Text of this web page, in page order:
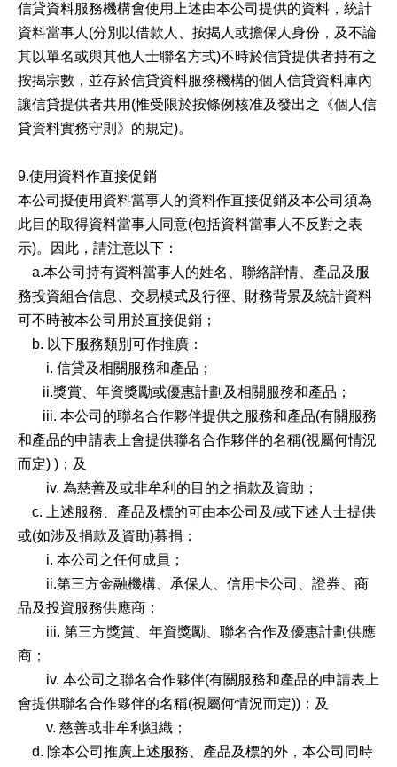
信貸資料服務機構會使用上述由本公司提供的資料，統計
資料當事人(分別以借款人、按揭人或擔保人身份，及不論
其以單名或與其他人士聯名方式)不時於信貸提供者持有之
按揭宗數，並存於信貸資料服務機構的個人信貸資料庫內
讓信貸提供者共用(惟受限於按條例核准及發出之《個人信
貸資料實務守則》的規定)。
9.使用資料作直接促銷
本公司擬使用資料當事人的資料作直接促銷及本公司須為
此目的取得資料當事人同意(包括資料當事人不反對之表
示)。因此，請注意以下：
a.本公司持有資料當事人的姓名、聯絡詳情、產品及服
務投資組合信息、交易模式及行徑、財務背景及統計資料
可不時被本公司用於直接促銷；
b. 以下服務類別可作推廣：
i. 信貸及相關服務和產品；
ii.獎賞、年資獎勵或優惠計劃及相關服務和產品；
iii. 本公司的聯名合作夥伴提供之服務和產品(有關服務
和產品的申請表上會提供聯名合作夥伴的名稱(視屬何情況
而定) )；及
iv. 為慈善及或非牟利的目的之捐款及資助；
c. 上述服務、產品及標的可由本公司及/或下述人士提供
或(如涉及捐款及資助)募捐：
i. 本公司之任何成員；
ii.第三方金融機構、承保人、信用卡公司、證券、商
品及投資服務供應商；
iii. 第三方獎賞、年資獎勵、聯名合作及優惠計劃供應
商；
iv. 本公司之聯名合作夥伴(有關服務和產品的申請表上
會提供聯名合作夥伴的名稱(視屬何情況而定))；及
v. 慈善或非牟利組織；
d. 除本公司推廣上述服務、產品及標的外，本公司同時